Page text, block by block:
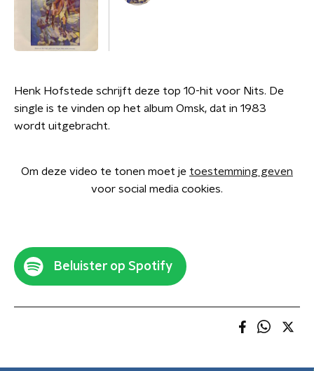
Henk Hofstede schrijft deze top 10-hit voor Nits. De
single is te vinden op het album Omsk, dat in 1983
wordt uitgebracht.
Om deze video te tonen moet je toestemming geven
voor social media cookies.
Beluister op Spotify